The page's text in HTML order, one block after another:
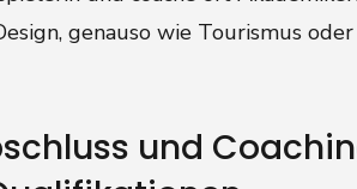
genauso wie Tourismus oder
und